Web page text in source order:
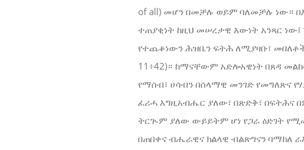
of all) መሆን በመቻሉ ወይም ባለመቻሉ ነው።
ተጠያቂነት ከዚህ መሠረታዊ እውነት አንጻር
የተጨቆነውን ሕዝቤን ፍትሕ ለሚያዛቡ፣
11፥42)። ከማናቸውም አድሎአዊነት በጸዳ
የማሰብ፣ ሀሳብን በሰላማዊ መንገድ የመግለጽና
ፈሪሓ እግዚአብሔር ያለው፣ በጽድቅ፣ በፍትሕና
ትርጒም ያለው ውይይትም ሆነ የጋራ ዕድገት
በጠበቀና ብሔራዊና ክልላዊ ብልጽግናን ባማከለ